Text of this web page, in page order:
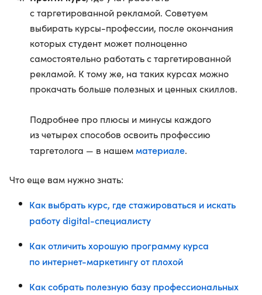
с таргетированной рекламой. Советуем
выбирать курсы-профессии, после окончания
которых студент может полноценно
самостоятельно работать с таргетированной
рекламой. К тому же, на таких курсах можно
прокачать больше полезных и ценных скиллов.
Подробнее про плюсы и минусы каждого
из четырех способов освоить профессию
таргетолога — в нашем материале.
Что еще вам нужно знать:
Как выбрать курс, где стажироваться и искать
работу digital-специалисту
Как отличить хорошую программу курса
по интернет-маркетингу от плохой
Как собрать полезную базу профессиональных